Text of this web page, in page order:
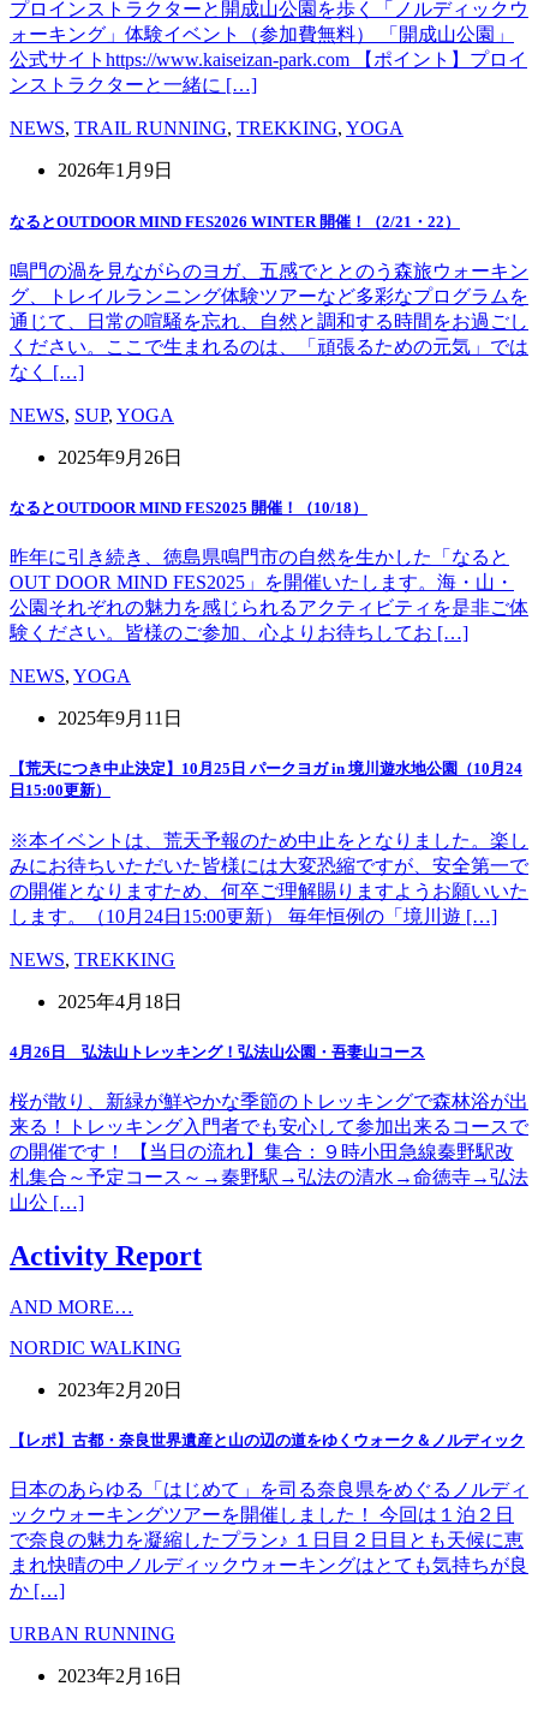
プロインストラクターと開成山公園を歩く「ノルディックウ
ォーキング」体験イベント（参加費無料） 「開成山公園」
公式サイトhttps://www.kaiseizan-park.com 【ポイント】プロイ
ンストラクターと一緒に […]
NEWS, TRAIL RUNNING, TREKKING, YOGA
2026年1月9日
なるとOUTDOOR MIND FES2026 WINTER 開催！（2/21・22）
鳴門の渦を見ながらのヨガ、五感でととのう森旅ウォーキン
グ、トレイルランニング体験ツアーなど多彩なプログラムを
通じて、日常の喧騒を忘れ、自然と調和する時間をお過ごし
ください。ここで生まれるのは、「頑張るための元気」では
なく […]
NEWS, SUP, YOGA
2025年9月26日
なるとOUTDOOR MIND FES2025 開催！（10/18）
昨年に引き続き、徳島県鳴門市の自然を生かした「なると
OUT DOOR MIND FES2025」を開催いたします。海・山・
公園それぞれの魅力を感じられるアクティビティを是非ご体
験ください。皆様のご参加、心よりお待ちしてお […]
NEWS, YOGA
2025年9月11日
【荒天につき中止決定】10月25日 パークヨガ in 境川遊水地公園（10月24
日15:00更新）
※本イベントは、荒天予報のため中止をとなりました。楽し
みにお待ちいただいた皆様には大変恐縮ですが、安全第一で
の開催となりますため、何卒ご理解賜りますようお願いいた
します。（10月24日15:00更新） 毎年恒例の「境川遊 […]
NEWS, TREKKING
2025年4月18日
4月26日 弘法山トレッキング！弘法山公園・吾妻山コース
桜が散り、新緑が鮮やかな季節のトレッキングで森林浴が出
来る！トレッキング入門者でも安心して参加出来るコースで
の開催です！ 【当日の流れ】集合：９時小田急線秦野駅改
札集合～予定コース～→秦野駅→弘法の清水→命徳寺→弘法
山公 […]
Activity Report
AND MORE…
NORDIC WALKING
2023年2月20日
【レポ】古都・奈良世界遺産と山の辺の道をゆくウォーク＆ノルディック
日本のあらゆる「はじめて」を司る奈良県をめぐるノルディ
ックウォーキングツアーを開催しました！ 今回は１泊２日
で奈良の魅力を凝縮したプラン♪ １日目２日目とも天候に恵
まれ快晴の中ノルディックウォーキングはとても気持ちが良
か […]
URBAN RUNNING
2023年2月16日